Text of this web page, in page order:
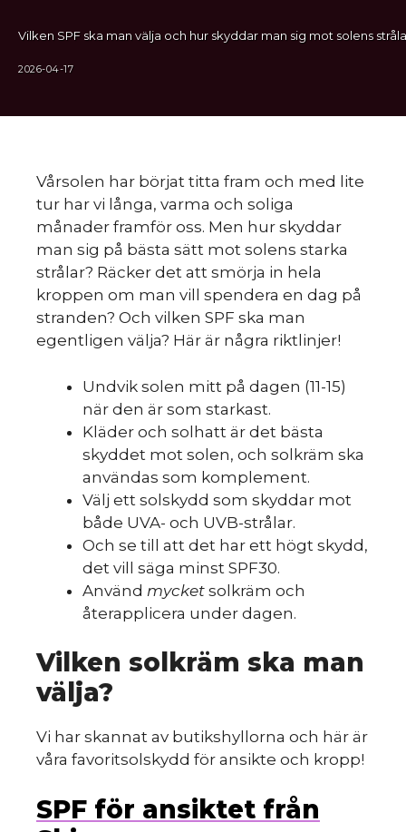
Vilken SPF ska man välja och hur skyddar man sig mot solens
2026-04-17
Vårsolen har börjat titta fram och med lite
tur har vi långa, varma och soliga
månader framför oss. Men hur skyddar
man sig på bästa sätt mot solens starka
strålar? Räcker det att smörja in hela
kroppen om man vill spendera en dag på
stranden? Och vilken SPF ska man
egentligen välja? Här är några riktlinjer!
Undvik solen mitt på dagen (11-15)
när den är som starkast.
Kläder och solhatt är det bästa
skyddet mot solen, och solkräm ska
användas som komplement.
Välj ett solskydd som skyddar mot
både UVA- och UVB-strålar.
Och se till att det har ett högt skydd,
det vill säga minst SPF30.
Använd mycket solkräm och
återapplicera under dagen.
Vilken solkräm ska man
välja?
Vi har skannat av butikshyllorna och här är
våra favoritsolskydd för ansikte och kropp!
SPF för ansiktet från